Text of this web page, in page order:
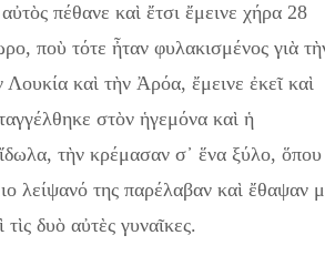
πέθανε καὶ ἔτσι ἔμεινε χήρα 28
ποὺ τότε ἦταν φυλακισμένος γιὰ
καὶ τὴν Ἀρόα, ἔμεινε ἐκεῖ καὶ
στὸν ἡγεμόνα καὶ ἡ
τὴν κρέμασαν σ᾿ ἕνα ξύλο, ὅπου
λείψανό της παρέλαβαν καὶ ἔθαψαν
δυὸ αὐτὲς γυναῖκες.